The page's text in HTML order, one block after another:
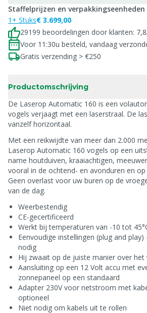
Staffelprijzen en verpakkingseenheden
1+ Stuks€ 3.699,00
29199 beoordelingen door klanten:
Voor 11:30u besteld, vandaag
Gratis verzending > €250
Productomschrijving
De Laserop Automatic 160 is een
vogels verjaagt met een laserstraal. De
vanzelf horizontaal.
Met een reikwijdte van meer dan 2.000
Laserop Automatic 160 vogels op een
name houtduiven, kraaiachtigen,
vooral in de ochtend- en avonduren en
Geen overlast voor uw buren op de
van de dag.
Weerbestendig
CE-gecertificeerd
Werkt bij temperaturen van -10 tot
Eenvoudige instellingen (plug and
nodig
Hij zwaait op de juiste manier over het
Aansluiting op een 12 Volt accu met
zonnepaneel op een standaard
Adapter 230V voor netstroom met
optioneel
Niet nodig om kabels uit te rollen